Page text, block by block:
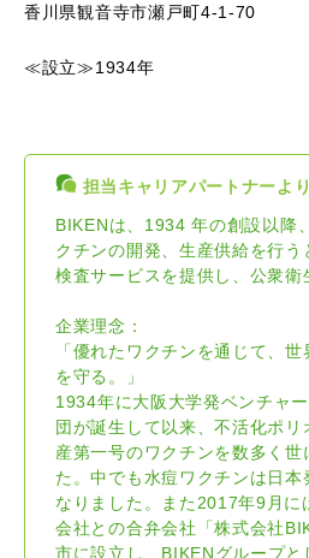
香川県観音寺市瀬戸町4-1-70
≪設立≫1934年
担当キャリアパートナーより
BIKENは、1934 年の創設以降
クチンの開発、生産供給を行
検査サービスを提供し、公衆衛
企業理念：
「優れたワクチンを通じて、
を守る。」
1934年に大阪大学発ベンチャ
団が誕生して以来、不活化ポリ
産第一号のワクチンを数多く世
た。中でも水痘ワクチンは日本
なりました。また2017年9月に
会社との合弁会社「株式会社
市に設立し、BIKENグループ